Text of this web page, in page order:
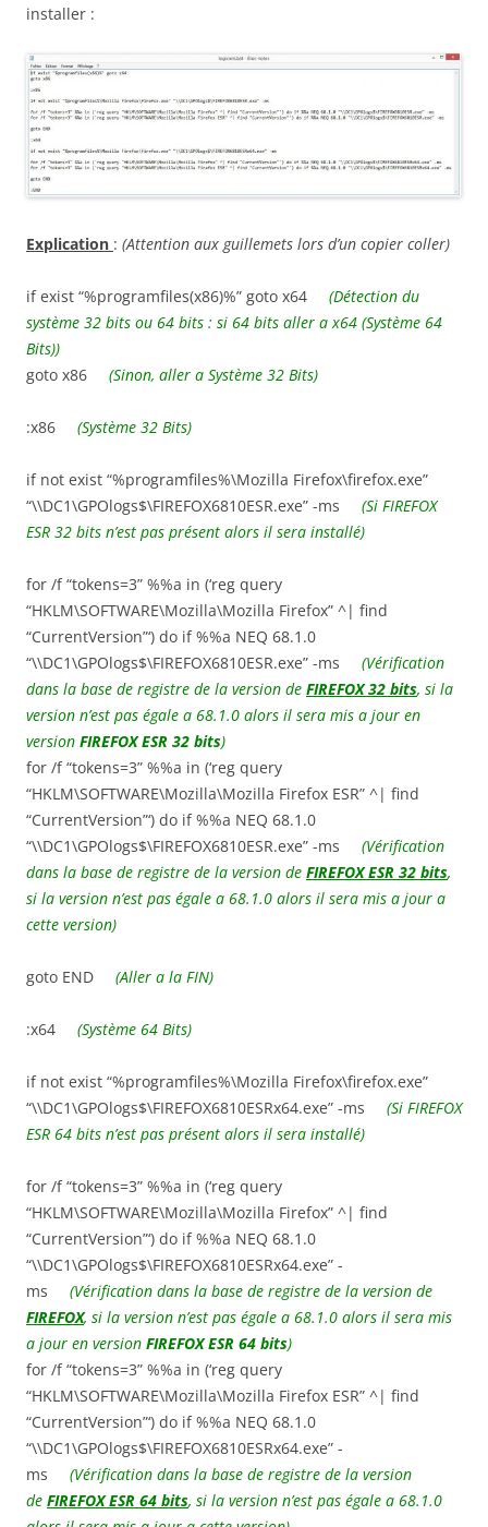
installer :
Explication : (Attention aux guillemets lors d’un copier coller)
if exist “%programfiles(x86)%” goto x64 (Détection du
système 32 bits ou 64 bits : si 64 bits aller a x64 (Système 64
Bits))
goto x86 (Sinon, aller a Système 32 Bits)
:x86 (Système 32 Bits)
if not exist “%programfiles%\Mozilla Firefox\firefox.exe”
“\\DC1\GPOlogs$\FIREFOX6810ESR.exe” -ms
(Si FIREFOX
ESR 32 bits n’est pas présent alors il sera installé)
for /f “tokens=3” %%a in (‘reg query
“HKLM\SOFTWARE\Mozilla\Mozilla Firefox” ^| find
“CurrentVersion”‘) do if %%a NEQ 68.1.0
“\\DC1\GPOlogs$\FIREFOX6810ESR.exe” -ms (Vérification
dans la base de registre de la version de FIREFOX 32 bits, si la
version n’est pas égale a 68.1.0 alors il sera mis a jour en
version FIREFOX ESR 32 bits)
for /f “tokens=3” %%a in (‘reg query
“HKLM\SOFTWARE\Mozilla\Mozilla Firefox ESR” ^| find
“CurrentVersion”‘) do if %%a NEQ 68.1.0
“\\DC1\GPOlogs$\FIREFOX6810ESR.exe” -ms (Vérification
dans la base de registre de la version de FIREFOX ESR 32 bits,
si la version n’est pas égale a 68.1.0 alors il sera mis a jour a
cette version)
goto END (Aller a la FIN)
:x64 (Système 64 Bits)
if not exist “%programfiles%\Mozilla Firefox\firefox.exe”
“\\DC1\GPOlogs$\FIREFOX6810ESRx64.exe” -ms (Si FIREFOX
ESR 64 bits n’est pas présent alors il sera installé)
for /f “tokens=3” %%a in (‘reg query
“HKLM\SOFTWARE\Mozilla\Mozilla Firefox” ^| find
“CurrentVersion”‘) do if %%a NEQ 68.1.0
“\\DC1\GPOlogs$\FIREFOX6810ESRx64.exe” -
ms (Vérification dans la base de registre de la version de
FIREFOX, si la version n’est pas égale a 68.1.0 alors il sera mis
a jour en version FIREFOX ESR 64 bits)
for /f “tokens=3” %%a in (‘reg query
“HKLM\SOFTWARE\Mozilla\Mozilla Firefox ESR” ^| find
“CurrentVersion”‘) do if %%a NEQ 68.1.0
“\\DC1\GPOlogs$\FIREFOX6810ESRx64.exe” -
ms (Vérification dans la base de registre de la version
de FIREFOX ESR 64 bits, si la version n’est pas égale a 68.1.0